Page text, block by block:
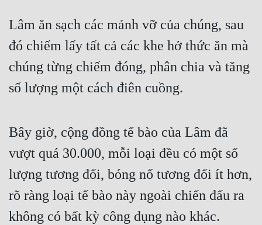
Lâm ăn sạch các mảnh vỡ của chúng, sau
đó chiếm lấy tất cả các khe hở thức ăn mà
chúng từng chiếm đóng, phân chia và tăng
số lượng một cách điên cuồng.
Bây giờ, cộng đồng tế bào của Lâm đã
vượt quá 30.000, mỗi loại đều có một số
lượng tương đối, bóng nổ tương đối ít hơn,
rõ ràng loại tế bào này ngoài chiến đấu ra
không có bất kỳ công dụng nào khác.